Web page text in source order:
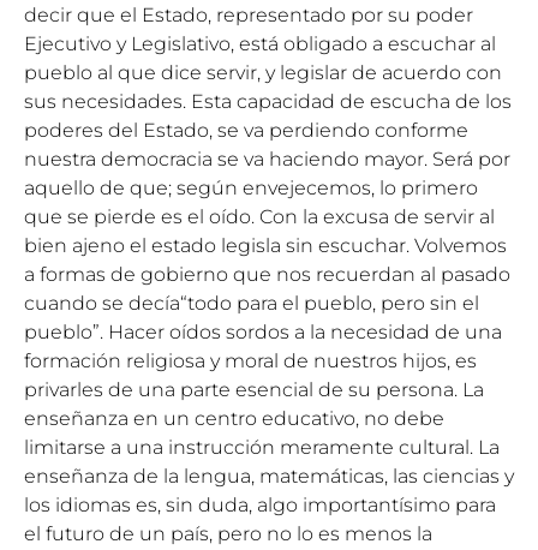
decir que el Estado, representado por su poder
Ejecutivo y Legislativo, está obligado a escuchar al
pueblo al que dice servir, y legislar de acuerdo con
sus necesidades. Esta capacidad de escucha de los
poderes del Estado, se va perdiendo conforme
nuestra democracia se va haciendo mayor. Será por
aquello de que; según envejecemos, lo primero
que se pierde es el oído. Con la excusa de servir al
bien ajeno el estado legisla sin escuchar. Volvemos
a formas de gobierno que nos recuerdan al pasado
cuando se decía“todo para el pueblo, pero sin el
pueblo”. Hacer oídos sordos a la necesidad de una
formación religiosa y moral de nuestros hijos, es
privarles de una parte esencial de su persona. La
enseñanza en un centro educativo, no debe
limitarse a una instrucción meramente cultural. La
enseñanza de la lengua, matemáticas, las ciencias y
los idiomas es, sin duda, algo importantísimo para
el futuro de un país, pero no lo es menos la